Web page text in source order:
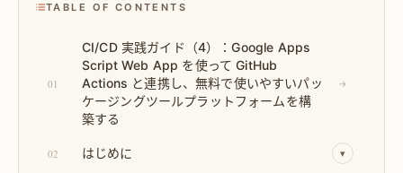
TABLE OF CONTENTS
01
CI/CD 実践ガイド（4）：Google Apps
Script Web App を使って GitHub
Actions と連携し、無料で使いやすいパッ
ケージングツールプラットフォームを構
築する
→
02 はじめに ▾